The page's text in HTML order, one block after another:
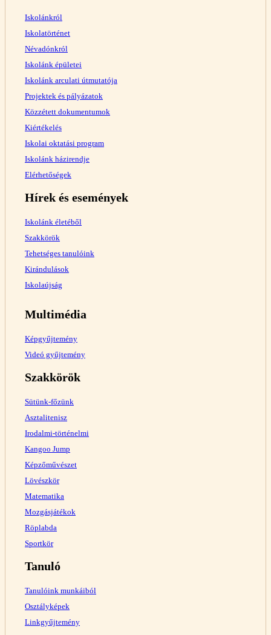
Iskolánkról
Iskolatörténet
Névadónkról
Iskolánk épületei
Iskolánk arculati útmutatója
Projektek és pályázatok
Közzétett dokumentumok
Kiértékelés
Iskolai oktatási program
Iskolánk házirendje
Elérhetőségek
Hírek és események
Iskolánk életéből
Szakkörök
Tehetséges tanulóink
Kirándulások
Iskolaújság
Multimédia
Képgyűjtemény
Videó gyűjtemény
Szakkörök
Sütünk-főzünk
Asztalitenisz
Irodalmi-történelmi
Kangoo Jump
Képzőművészet
Lövészkör
Matematika
Mozgásjátékok
Röplabda
Sportkör
Tanuló
Tanulóink munkáiból
Osztályképek
Linkgyűjtemény